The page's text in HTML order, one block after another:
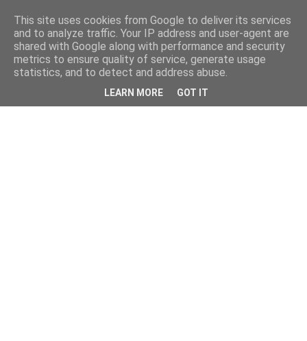
This site uses cookies from Google to deliver its services
and to analyze traffic. Your IP address and user-agent are
shared with Google along with performance and security
metrics to ensure quality of service, generate usage
statistics, and to detect and address abuse.
LEARN MORE GOT IT